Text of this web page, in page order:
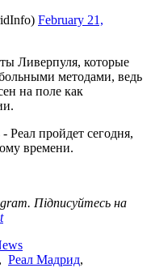
February 21,
Ливерпуля, которые
методами, ведь
на поле как
пройдет сегодня,
времени.
Підписуйтесь на
, Реал Мадрид,